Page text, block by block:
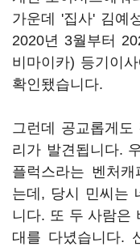
가운데 '집사' 김예
2020년 3월부터
비마이카) 등기이
확인됐습니다.
그런데 공교롭게
리가 발견됩니다.
플럭스라는 벤처
는데, 당시 민씨는
니다. 또 두 사람은
대를 다녔습니다.